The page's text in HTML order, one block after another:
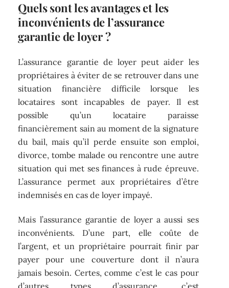
Quels sont les avantages et les
inconvénients de l’assurance
garantie de loyer ?
L’assurance garantie de loyer peut aider les
propriétaires à éviter de se retrouver dans une
situation financière difficile lorsque les
locataires sont incapables de payer. Il est
possible qu’un locataire paraisse
financièrement sain au moment de la signature
du bail, mais qu’il perde ensuite son emploi,
divorce, tombe malade ou rencontre une autre
situation qui met ses finances à rude épreuve.
L’assurance permet aux propriétaires d’être
indemnisés en cas de loyer impayé.
Mais l’assurance garantie de loyer a aussi ses
inconvénients. D’une part, elle coûte de
l’argent, et un propriétaire pourrait finir par
payer pour une couverture dont il n’aura
jamais besoin. Certes, comme c’est le cas pour